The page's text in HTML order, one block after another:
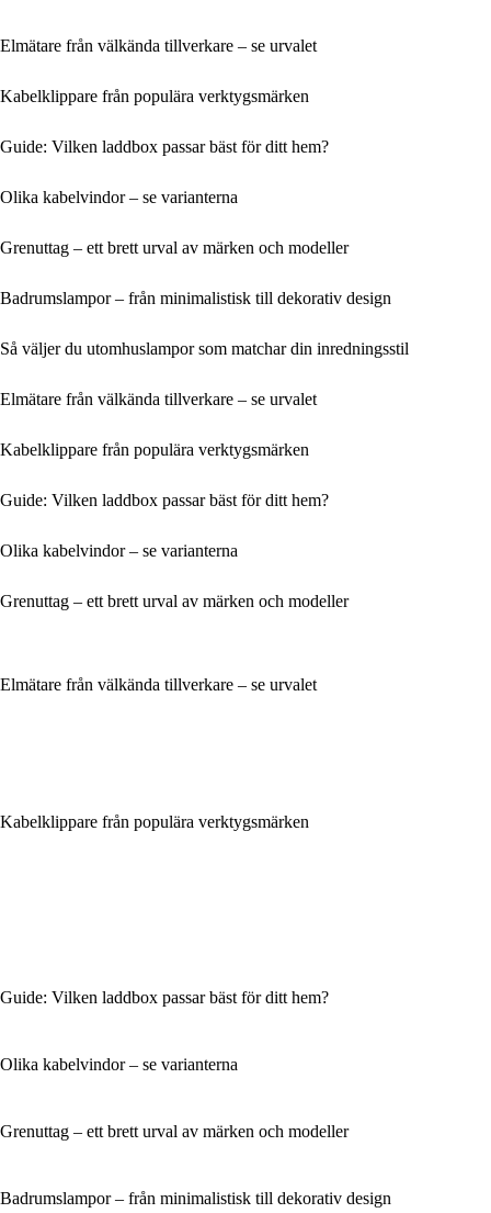
Elmätare från välkända tillverkare – se urvalet
Kabelklippare från populära verktygsmärken
Guide: Vilken laddbox passar bäst för ditt hem?
Olika kabelvindor – se varianterna
Grenuttag – ett brett urval av märken och modeller
Badrumslampor – från minimalistisk till dekorativ design
Så väljer du utomhuslampor som matchar din inredningsstil
Elmätare från välkända tillverkare – se urvalet
Kabelklippare från populära verktygsmärken
Guide: Vilken laddbox passar bäst för ditt hem?
Olika kabelvindor – se varianterna
Grenuttag – ett brett urval av märken och modeller
Elmätare från välkända tillverkare – se urvalet
Kabelklippare från populära verktygsmärken
Guide: Vilken laddbox passar bäst för ditt hem?
Olika kabelvindor – se varianterna
Grenuttag – ett brett urval av märken och modeller
Badrumslampor – från minimalistisk till dekorativ design